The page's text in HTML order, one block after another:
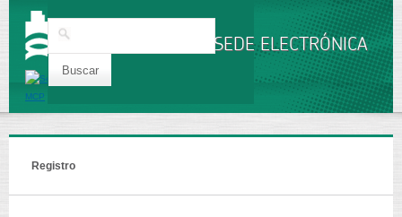
Buscar
SEDE ELECTRÓNICA
Registro